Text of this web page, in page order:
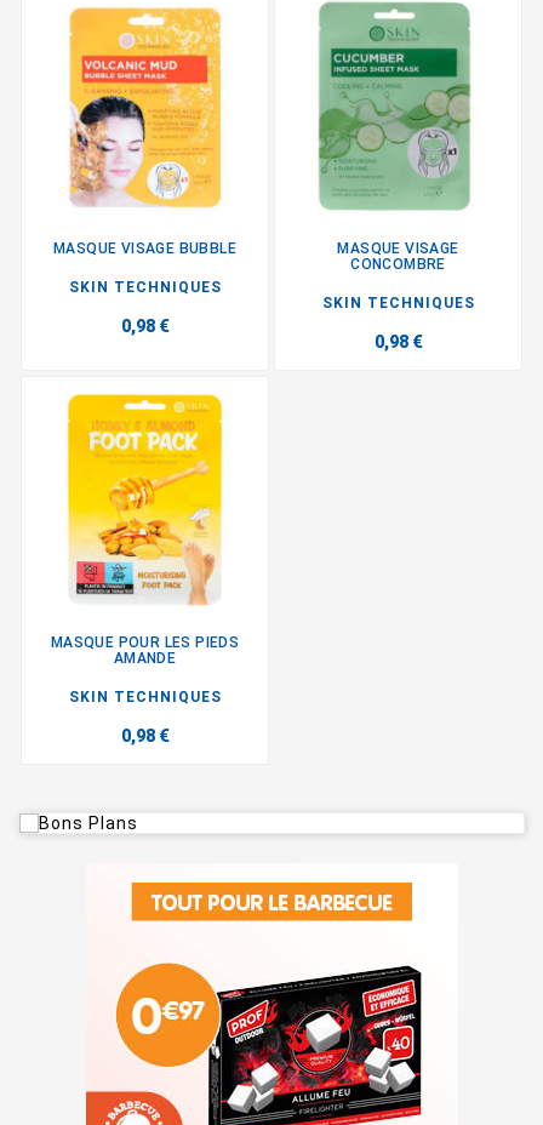
MASQUE VISAGE BUBBLE
SKIN TECHNIQUES
0,98 €
MASQUE VISAGE
CONCOMBRE
SKIN TECHNIQUES
0,98 €
MASQUE POUR LES PIEDS
AMANDE
SKIN TECHNIQUES
0,98 €